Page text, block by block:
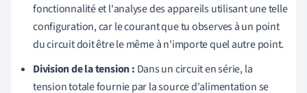
fonctionnalité et l'analyse des appareils utilisant une telle
configuration, car le courant que tu observes à un point
du circuit doit être le même à n'importe quel autre point.
Division de la tension : Dans un circuit en série, la
tension totale fournie par la source d'alimentation se